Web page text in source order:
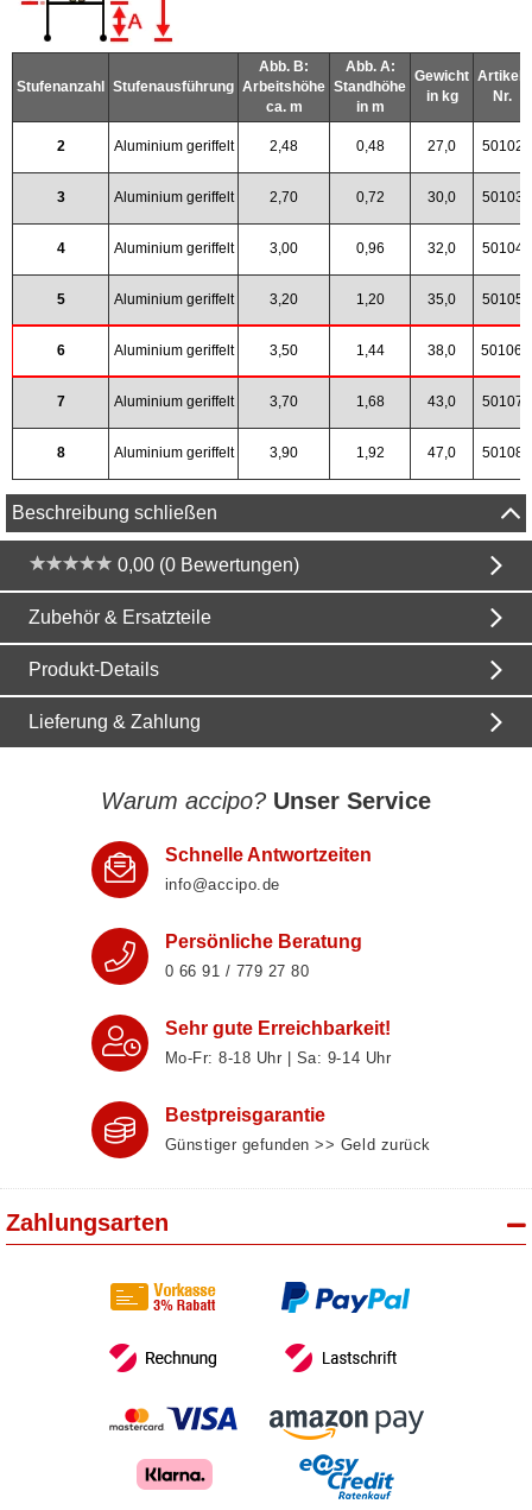
Stufenanzahl Stufenausführung
Abb. B:
Arbeitshöhe
ca. m
Abb. A:
Standhöhe
in m
Gewicht
in kg
Artikel-
Nr.
2 Aluminium geriffelt 2,48 0,48 27,0 50102
3 Aluminium geriffelt 2,70 0,72 30,0 50103
4 Aluminium geriffelt 3,00 0,96 32,0 50104
5 Aluminium geriffelt 3,20 1,20 35,0 50105
6 Aluminium geriffelt 3,50 1,44 38,0 50106
7 Aluminium geriffelt 3,70 1,68 43,0 50107
8 Aluminium geriffelt 3,90 1,92 47,0 50108
Beschreibung schließen
0,00 (0 Bewertungen)
Zubehör & Ersatzteile
Produkt-Details
Lieferung & Zahlung
Warum accipo? Unser Service
Schnelle Antwortzeiten
info@accipo.de
Persönliche Beratung
0 66 91 / 779 27 80
Sehr gute Erreichbarkeit!
Mo-Fr: 8‑18 Uhr | Sa: 9‑14 Uhr
Bestpreisgarantie
Günstiger gefunden >> Geld zurück
Zahlungsarten